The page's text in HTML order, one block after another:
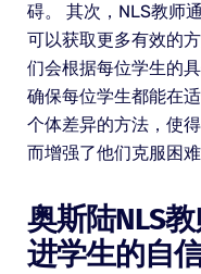
碍。 其次，NLS教师
可以获取更多有效的
们会根据每位学生的
确保每位学生都能在
个体差异的方法，使
而增强了他们克服困难
奥斯陆NLS
进学生的自